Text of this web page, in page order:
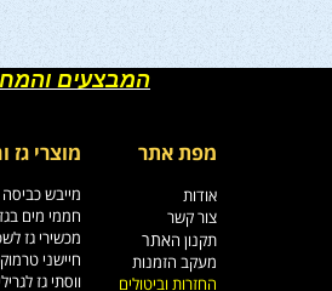
המבצעים
מפת אתר מוצרי גז
אודות
צור קשר
תקנון האתר
מעקב הזמנות
החזרות וביטולים
מייבש כביסה
חממי מים בגז
מכשירי גז
חיישני
ווסתי גז